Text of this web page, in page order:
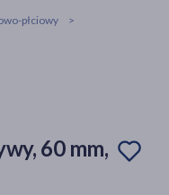
płciowy
60 mm,